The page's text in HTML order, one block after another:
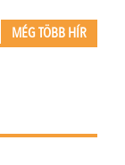
MÉG TÖBB HÍR